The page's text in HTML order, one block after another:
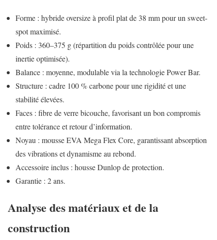
Forme : hybride oversize à profil plat de 38 mm pour un sweet-
spot maximisé.
Poids : 360–375 g (répartition du poids contrôlée pour une
inertie optimisée).
Balance : moyenne, modulable via la technologie Power Bar.
Structure : cadre 100 % carbone pour une rigidité et une
stabilité élevées.
Faces : fibre de verre bicouche, favorisant un bon compromis
entre tolérance et retour d’information.
Noyau : mousse EVA Mega Flex Core, garantissant absorption
des vibrations et dynamisme au rebond.
Accessoire inclus : housse Dunlop de protection.
Garantie : 2 ans.
Analyse des matériaux et de la
construction